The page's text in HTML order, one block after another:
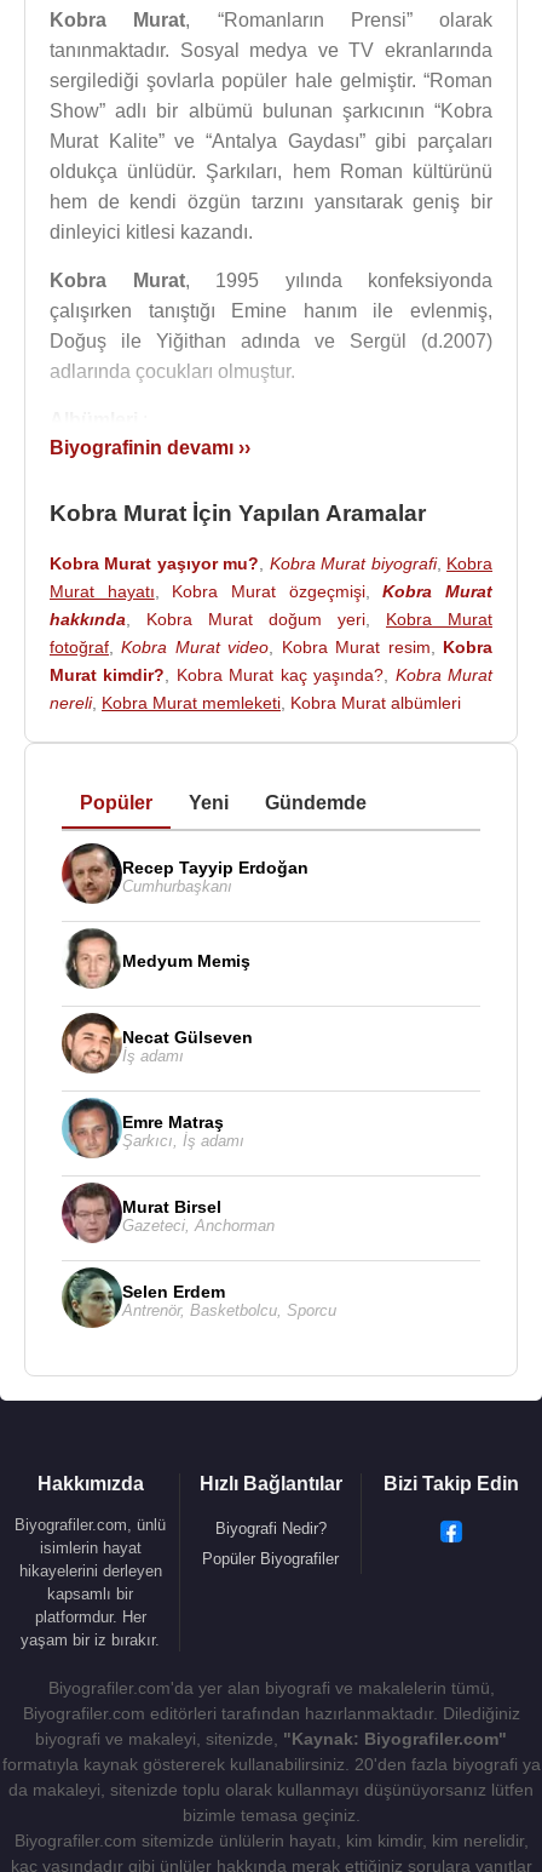
Kobra Murat, “Romanların Prensi” olarak
tanınmaktadır. Sosyal medya ve TV ekranlarında
sergilediği şovlarla popüler hale gelmiştir. “Roman
Show” adlı bir albümü bulunan şarkıcının “Kobra
Murat Kalite” ve “Antalya Gaydası” gibi parçaları
oldukça ünlüdür. Şarkıları, hem Roman kültürünü
hem de kendi özgün tarzını yansıtarak geniş bir
dinleyici kitlesi kazandı.
Kobra Murat, 1995 yılında konfeksiyonda
çalışırken tanıştığı Emine hanım ile evlenmiş,
Doğuş ile Yiğithan adında ve Sergül (d.2007)
adlarında çocukları olmuştur.
Roman Show
Biyografinin devamı ››
Kobra Murat İçin Yapılan Aramalar
Kobra Murat yaşıyor mu? Kobra Murat biyografi, Kobra
Murat hayatı
Kobra Murat özgeçmişi,Kobra Murat
hakkında
Kobra Murat doğum yeri
Kobra Murat
fotoğraf ,Kobra Murat video Kobra Murat resim
Kobra
Murat kimdir?
Kobra Murat kaç yaşında?
Kobra Murat
nereli, Kobra Murat memleketi Kobra Murat albümleri
Popüler Yeni Gündemde
Recep Tayyip Erdoğan
Cumhurbaşkanı
Medyum Memiş
Necat Gülseven
İş adamı
Emre Matraş
Şarkıcı İş adamı
Murat Birsel
Gazeteci Anchorman
Selen Erdem
Antrenör, Basketbolcu Sporcu
Hakkımızda
Biyografiler.com, ünlü
isimlerin hayat
hikayelerini derleyen
kapsamlı bir
platformdur. Her
yaşam bir iz bırakır.
Hızlı Bağlantılar
Biyografi Nedir?
Popüler Biyografiler
Bizi Takip Edin
Biyografiler.com'da yer alan biyografi ve makalelerin tümü,
Biyografiler.com editörleri tarafından hazırlanmaktadır. Dilediğiniz
biyografi ve makaleyi, sitenizde, "Kaynak: Biyografiler.com"
formatıyla kaynak göstererek kullanabilirsiniz. 20'den fazla biyografi ya
da makaleyi, sitenizde toplu olarak kullanmayı düşünüyorsanız lütfen
bizimle temasa geçiniz.
Biyografiler.com sitemizde ünlülerin hayatı, kim kimdir, kim nerelidir,
kaç yaşındadır gibi ünlüler hakkında merak ettiğiniz sorulara yanıtlar